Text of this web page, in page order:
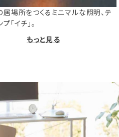
居場所をつくるミニマルな照明、テ
「イチ」。
もっと見る